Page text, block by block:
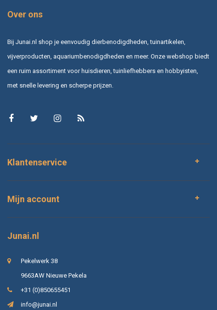
Bescherm uw hout tegen houtwormen met de beste middelen. Neem
vandaag nog. Geef deze houtaantasters geen kans en geniet van
Over ons
Bij Junai.nl shop je eenvoudig dierbenodigdheden, tuinartikelen,
vijverproducten, aquariumbenodigdheden en meer. Onze webshop biedt
een ruim assortiment voor huisdieren, tuinliefhebbers en hobbyisten,
met snelle levering en scherpe prijzen.
Klantenservice
Mijn account
Junai.nl
Pekelwerk 38
9663AW Nieuwe Pekela
+31 (0)850655451
info@junai.nl